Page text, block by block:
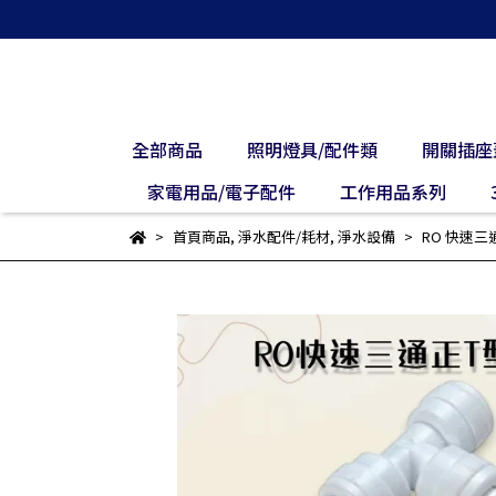
全部商品 照明燈具/配件類
開關插
家電用品/電子配件
工作用品系列
首頁商品, 淨水配件/耗材, 淨水設備 RO 快速三